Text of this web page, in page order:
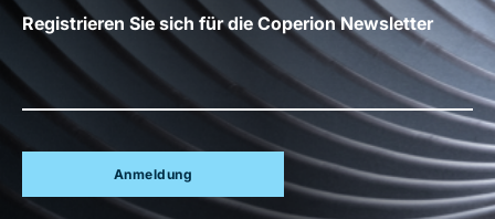
Registrieren Sie sich für die Coperion Newsletter
Anmeldung